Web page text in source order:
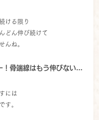
ける限り
どん伸び続けて
んね。
！骨端線はもう伸びない…
には
す。